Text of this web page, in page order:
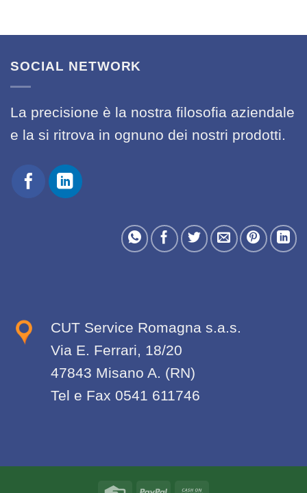
SOCIAL NETWORK
La precisione è la nostra filosofia aziendale
e la si ritrova in ognuno dei nostri prodotti.
CUT Service Romagna s.a.s.
Via E. Ferrari, 18/20
47843 Misano A. (RN)
Tel e Fax 0541 611746